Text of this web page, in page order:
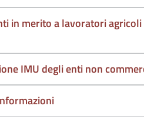
in merito a lavoratori
IMU degli enti non